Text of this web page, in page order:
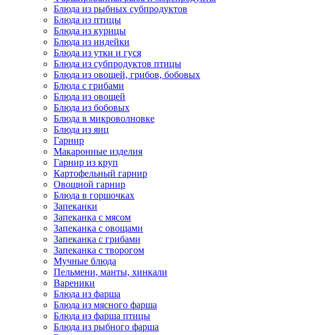
Блюда из рыбных субпродуктов
Блюда из птицы
Блюда из курицы
Блюда из индейки
Блюда из утки и гуся
Блюда из субпродуктов птицы
Блюда из овощей, грибов, бобовых
Блюда с грибами
Блюда из овощей
Блюда из бобовых
Блюда в микроволновке
Блюда из яиц
Гарнир
Макаронные изделия
Гарнир из круп
Картофельный гарнир
Овощной гарнир
Блюда в горшочках
Запеканки
Запеканка с мясом
Запеканка с овощами
Запеканка с грибами
Запеканка с творогом
Мучные блюда
Пельмени, манты, хинкали
Вареники
Блюда из фарша
Блюда из мясного фарша
Блюда из фарша птицы
Блюда из рыбного фарша